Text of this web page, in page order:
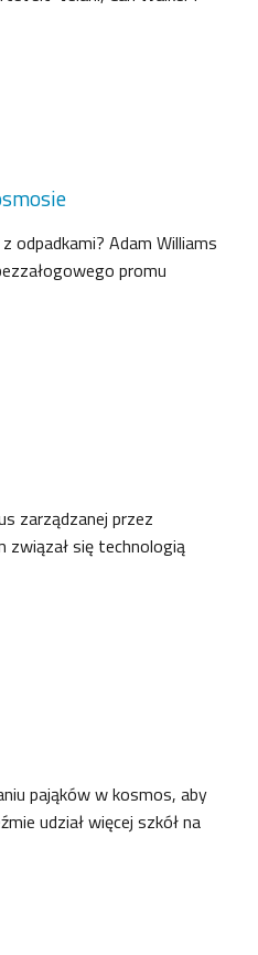
odpadkami? Adam Williams
promu
zarządzanej przez
związał się technologią
pająków w kosmos, aby
udział więcej szkół na